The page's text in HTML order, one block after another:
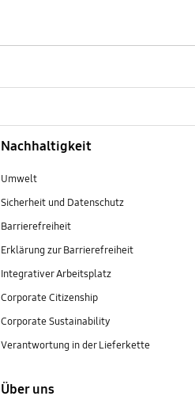
Nachhaltigkeit
Umwelt
Sicherheit und Datenschutz
Barrierefreiheit
Erklärung zur Barrierefreiheit
Integrativer Arbeitsplatz
Corporate Citizenship
Corporate Sustainability
Verantwortung in der Lieferkette
Über uns